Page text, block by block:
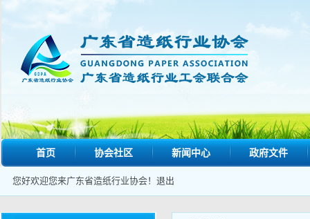
首页 协会社区 新闻中心 政府文件
您好欢迎您来广东省造纸行业协会！ 退出